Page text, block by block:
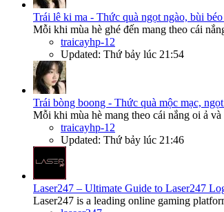
Trái lê ki ma - Thức quà ngọt ngào, bùi
Mỗi khi mùa hè ghé đến mang theo cái
traicayhp-12
Updated: Thứ bảy lúc 21:54
Trái bòng boong - Thức quà mộc mạc,
Mỗi khi mùa hè mang theo cái nắng oi ả
traicayhp-12
Updated: Thứ bảy lúc 21:46
Laser247 – Ultimate Guide to Laser247
Laser247 is a leading online gaming